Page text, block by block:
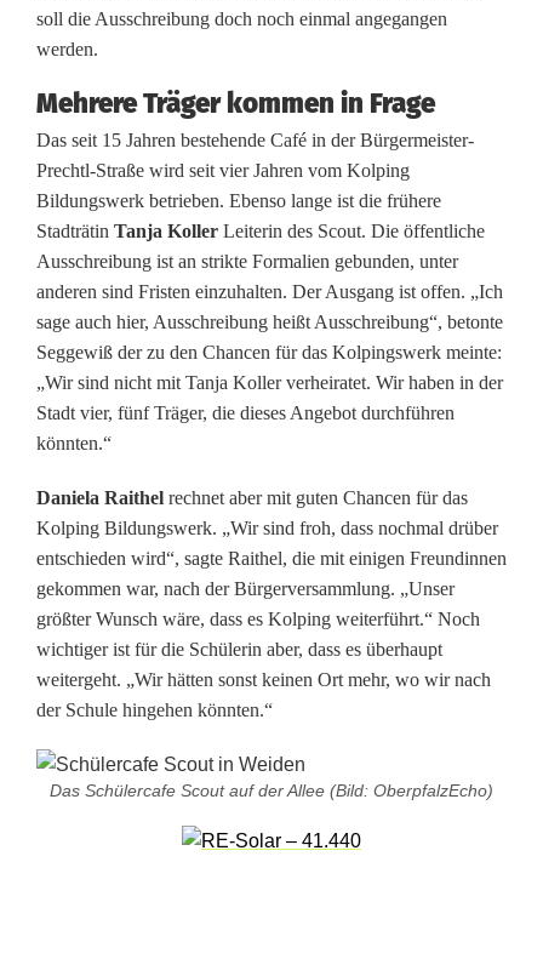
h
n
c
e
f
ü
r
d
a
s
S
c
o
u
t
soll die Ausschreibung doch noch einmal angegangen
werden.
Mehrere Träger kommen in Frage
Das seit 15 Jahren bestehende Café in der Bürgermeister-
Prechtl-Straße wird seit vier Jahren vom Kolping
Bildungswerk betrieben. Ebenso lange ist die frühere
Stadträtin Tanja Koller Leiterin des Scout. Die öffentliche
Ausschreibung ist an strikte Formalien gebunden, unter
anderen sind Fristen einzuhalten. Der Ausgang ist offen. „Ich
sage auch hier, Ausschreibung heißt Ausschreibung“, betonte
Seggewiß der zu den Chancen für das Kolpingswerk meinte:
„Wir sind nicht mit Tanja Koller verheiratet. Wir haben in der
Stadt vier, fünf Träger, die dieses Angebot durchführen
könnten.“
Daniela Raithel rechnet aber mit guten Chancen für das
Kolping Bildungswerk. „Wir sind froh, dass nochmal drüber
entschieden wird“, sagte Raithel, die mit einigen Freundinnen
gekommen war, nach der Bürgerversammlung. „Unser
größter Wunsch wäre, dass es Kolping weiterführt.“ Noch
wichtiger ist für die Schülerin aber, dass es überhaupt
weitergeht. „Wir hätten sonst keinen Ort mehr, wo wir nach
der Schule hingehen könnten.“
Das Schülercafe Scout auf der Allee (Bild: OberpfalzEcho)